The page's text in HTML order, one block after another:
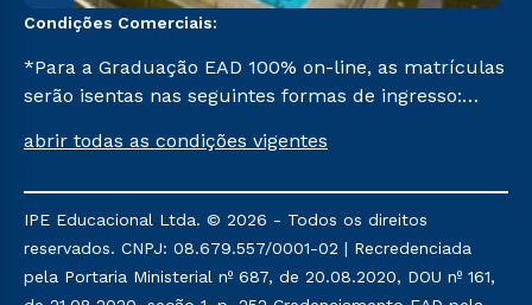
Condições Comerciais:
*Para a Graduação EAD 100% on-line, as matrículas
serão isentas nas seguintes formas de ingresso:
Pedagogia para Licenciados e Transferência. Já para
abrir todas as condições vigentes
IPE Educacional Ltda. © 2026 - Todos os direitos
reservados. CNPJ: 08.679.557/0001-02 | Recredenciada
pela Portaria Ministerial nº 687, de 20.08.2020, DOU nº 161,